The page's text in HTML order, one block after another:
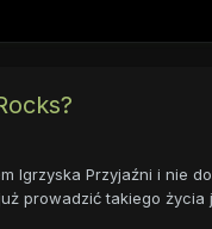
Igrzyska Przyjaźni i nie
prowadzić takiego życia